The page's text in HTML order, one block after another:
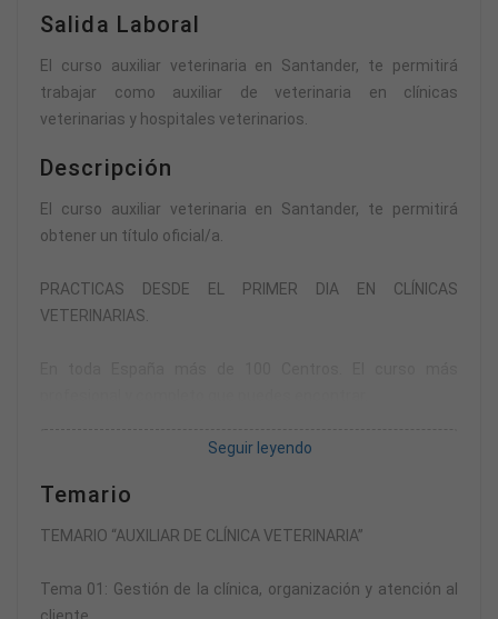
Salida Laboral
El curso auxiliar veterinaria en Santander, te permitirá
trabajar como auxiliar de veterinaria en clínicas
veterinarias y hospitales veterinarios.
Descripción
El curso auxiliar veterinaria en Santander, te permitirá
obtener un título oficial/a.
PRACTICAS DESDE EL PRIMER DIA EN CLÍNICAS
VETERINARIAS.
Creemos en la atención personalizada y queremos
posibilidades que tú precisas saber.
Te proporcionamos el centro más cercano a tu domicilio o
Seguir leyendo
Temario
TEMARIO “AUXILIAR DE CLÍNICA VETERINARIA”
Tema 01: Gestión de la clínica, organización y atención al